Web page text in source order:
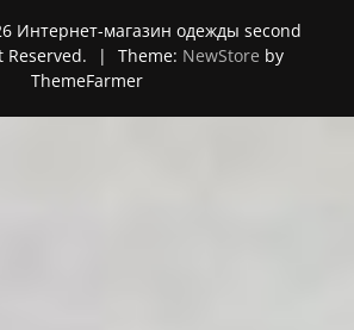
Интернет-магазин одежды second
Reserved.
| Theme: NewStore by
ThemeFarmer